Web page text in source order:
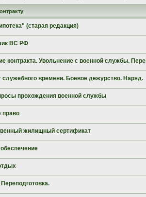
(старая редакция)
ВС РФ
контракта. Увольнение с военной службы.
служебного времени. Боевое дежурство. Наряд.
прохождения военной службы
жилищный сертификат